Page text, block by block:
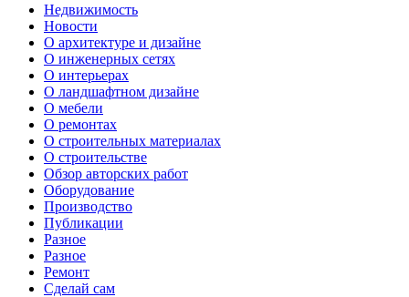
Недвижимость
Новости
О архитектуре и дизайне
О инженерных сетях
О интерьерах
О ландшафтном дизайне
О мебели
О ремонтах
О строительных материалах
О строительстве
Обзор авторских работ
Оборудование
Производство
Публикации
Разное
Разное
Ремонт
Сделай сам